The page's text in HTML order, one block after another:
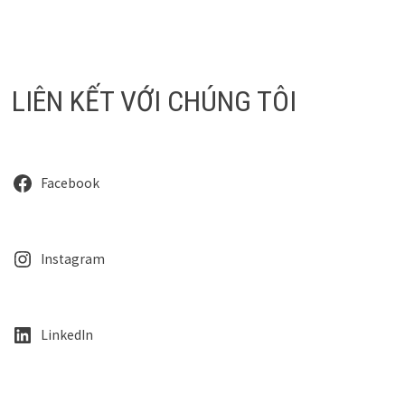
LIÊN KẾT VỚI CHÚNG TÔI
Facebook
Instagram
LinkedIn